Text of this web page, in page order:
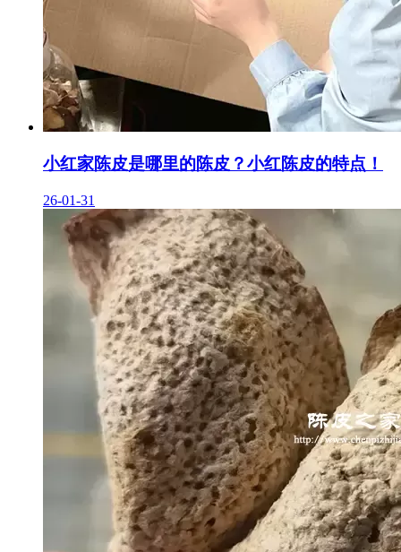
小红家陈皮是哪里的陈皮？小红陈皮的特点！
26-01-31